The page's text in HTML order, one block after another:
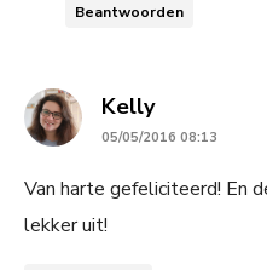
Beantwoorden
Kellysays:
05/05/2016 08:13
Van harte gefeliciteerd! En
lekker uit!